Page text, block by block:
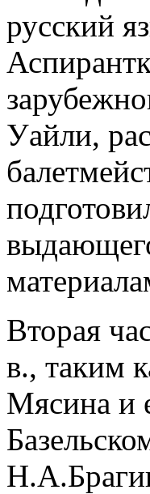
русский
Уайли,
Вторая
в., таким
Мясина и